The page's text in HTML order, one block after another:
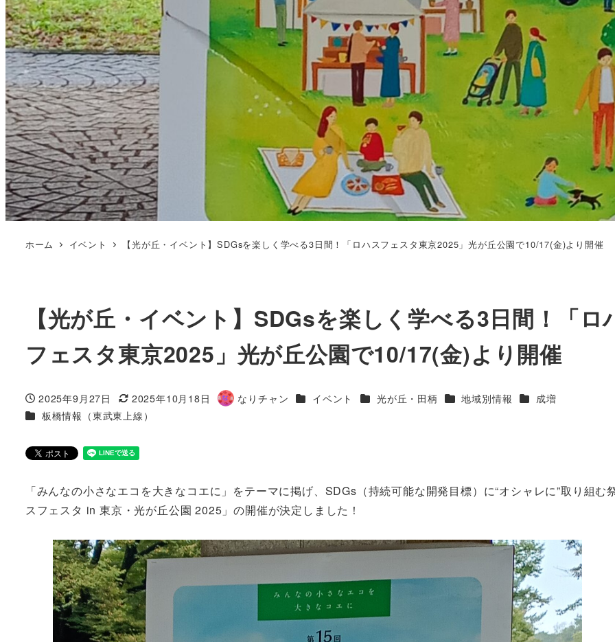
ホーム イベント 【光が丘・イベント】SDGsを楽しく学べる3日間！「ロハスフェスタ東京2025」光が丘公園で10/17(金)より開催
【光が丘・イベント】SDGsを楽しく学べる3日間！「ロ
フェスタ東京2025」光が丘公園で10/17(金)より開催
投稿日
2025年9月27日
更新日
2025年10月18日
著
なりチャン カテゴリー
イベント カテゴリー
光が丘・田柄 カテゴリー
地域別情報 カテゴリー
成増
カテゴリー
板橋情報（東武東上線）
「みんなの小さなエコを大きなコエに」をテーマに掲げ、SDGs（持続可能な開発目標）に“オシャレに”取り組む
スフェスタ in 東京・光が丘公園 2025」の開催が決定しました！